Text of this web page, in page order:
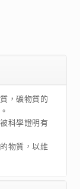
，礦物質的
科學證明有
物質，以維